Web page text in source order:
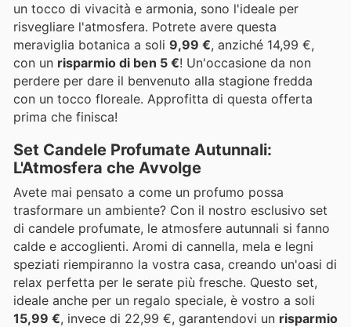
un tocco di vivacità e armonia, sono l'ideale per
risvegliare l'atmosfera. Potrete avere questa
meraviglia botanica a soli 9,99 €, anziché 14,99 €,
con un risparmio di ben 5 €! Un'occasione da non
perdere per dare il benvenuto alla stagione fredda
con un tocco floreale. Approfitta di questa offerta
prima che finisca!
Set Candele Profumate Autunnali:
L'Atmosfera che Avvolge
Avete mai pensato a come un profumo possa
trasformare un ambiente? Con il nostro esclusivo set
di candele profumate, le atmosfere autunnali si fanno
calde e accoglienti. Aromi di cannella, mela e legni
speziati riempiranno la vostra casa, creando un'oasi di
relax perfetta per le serate più fresche. Questo set,
ideale anche per un regalo speciale, è vostro a soli
15,99 €, invece di 22,99 €, garantendovi un risparmio